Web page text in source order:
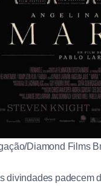
Diamond Films
divindades